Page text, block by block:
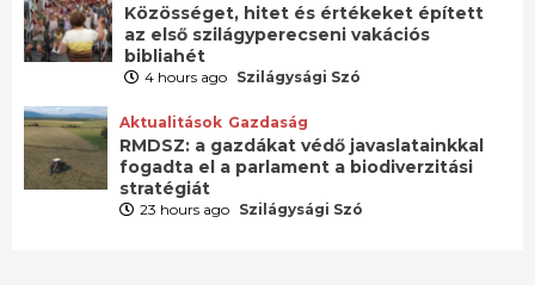
Közösséget, hitet és értékeket épített
az első szilágyperecseni vakációs
bibliahét
4 hours ago Szilágysági Szó
Aktualitások Gazdaság
RMDSZ: a gazdákat védő javaslatainkkal
fogadta el a parlament a biodiverzitási
stratégiát
23 hours ago Szilágysági Szó